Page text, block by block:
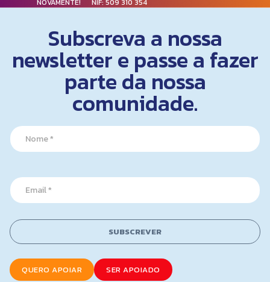
Subscreva a nossa
newsletter e passe a fazer
parte da nossa
comunidade.
E
m
l
E
m
i
l
N
a
m
E
m
a
l
*
SUBSCREVER
QUERO APOIAR SER APOIADO